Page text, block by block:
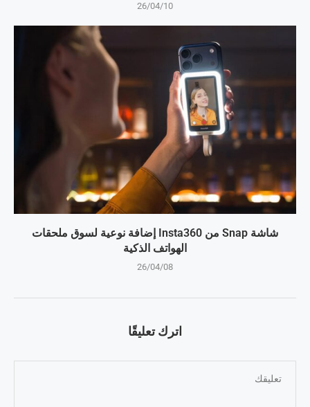
26/04/10
شاشة Snap من Insta360 إضافة نوعية لسوق ملحقات
الهواتف الذكية
26/04/08
اترك تعليقًا